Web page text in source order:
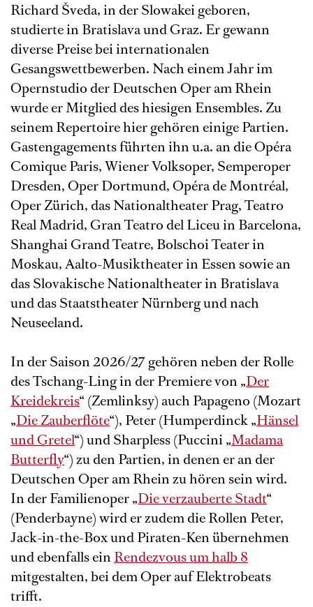
Richard Šveda, in der Slowakei geboren,
studierte in Bratislava und Graz. Er gewann
diverse Preise bei internationalen
Gesangswettbewerben. Nach einem Jahr im
Opernstudio der Deutschen Oper am Rhein
wurde er Mitglied des hiesigen Ensembles. Zu
seinem Repertoire hier gehören einige Partien.
Gastengagements führten ihn u.a. an die Opéra
Comique Paris, Wiener Volksoper, Semperoper
Dresden, Oper Dortmund, Opéra de Montréal,
Oper Zürich, das Nationaltheater Prag, Teatro
Real Madrid, Gran Teatro del Liceu in Barcelona,
Shanghai Grand Teatre, Bolschoi Teater in
Moskau, Aalto-Musiktheater in Essen sowie an
das Slovakische Nationaltheater in Bratislava
und das Staatstheater Nürnberg und nach
Neuseeland.
In der Saison 2026/27 gehören neben der Rolle
des Tschang-Ling in der Premiere von „Der
Kreidekreis“ (Zemlinksy) auch Papageno (Mozart
„Die Zauberflöte“), Peter (Humperdinck „Hänsel
und Gretel“) und Sharpless (Puccini „Madama
Butterfly“) zu den Partien, in denen er an der
Deutschen Oper am Rhein zu hören sein wird.
In der Familienoper „Die verzauberte Stadt“
(Penderbayne) wird er zudem die Rollen Peter,
Jack-in-the-Box und Piraten-Ken übernehmen
und ebenfalls einRendezvous um halb 8
mitgestalten, bei dem Oper auf Elektrobeats
trifft.